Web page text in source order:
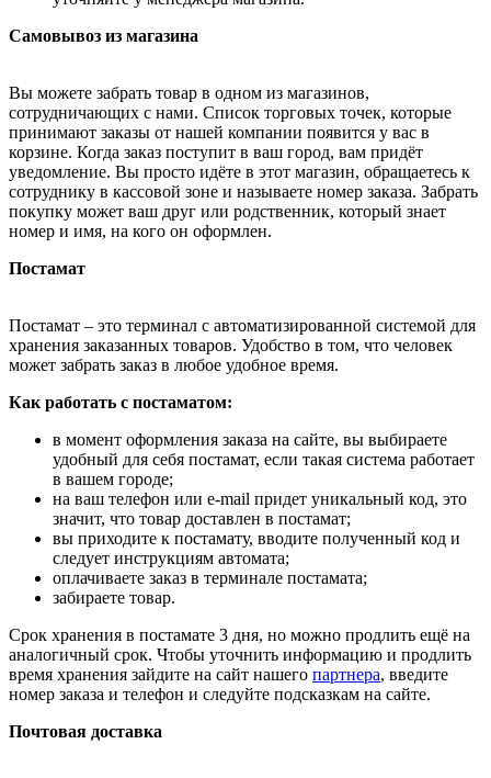
Самовывоз из магазина
Вы можете забрать товар в одном из магазинов,
сотрудничающих с нами. Список торговых точек, которые
принимают заказы от нашей компании появится у вас в
корзине. Когда заказ поступит в ваш город, вам придёт
уведомление. Вы просто идёте в этот магазин, обращаетесь к
сотруднику в кассовой зоне и называете номер заказа. Забрать
покупку может ваш друг или родственник, который знает
номер и имя, на кого он оформлен.
Постамат
Постамат – это терминал с автоматизированной системой для
хранения заказанных товаров. Удобство в том, что человек
может забрать заказ в любое удобное время.
Как работать с постаматом:
в момент оформления заказа на сайте, вы выбираете
удобный для себя постамат, если такая система работает
в вашем городе;
на ваш телефон или e-mail придет уникальный код, это
значит, что товар доставлен в постамат;
вы приходите к постамату, вводите полученный код и
следует инструкциям автомата;
оплачиваете заказ в терминале постамата;
забираете товар.
Срок хранения в постамате 3 дня, но можно продлить ещё на
аналогичный срок. Чтобы уточнить информацию и продлить
время хранения зайдите на сайт нашего партнера, введите
номер заказа и телефон и следуйте подсказкам на сайте.
Почтовая доставка